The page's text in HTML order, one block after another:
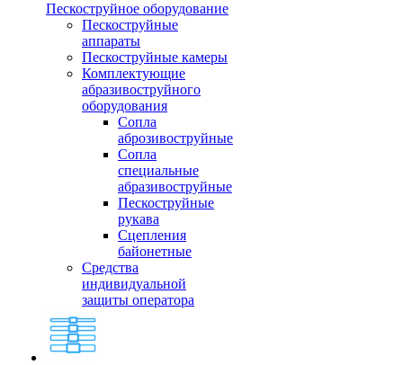
Пескоструйное оборудование
Пескоструйные
аппараты
Пескоструйные камеры
Комплектующие
абразивоструйного
оборудования
Сопла
аброзивоструйные
Сопла
специальные
абразивоструйные
Пескоструйные
рукава
Сцепления
байонетные
Средства
индивидуальной
защиты оператора